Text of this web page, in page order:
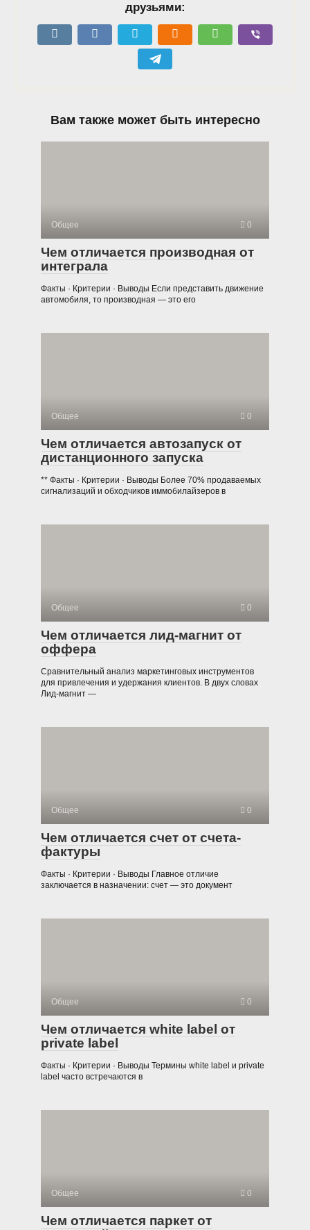
друзьями:
Вам также может быть интересно
Общее 0
Чем отличается производная от
интеграла
Факты · Критерии · Выводы Если представить движение
автомобиля, то производная — это его
Общее 0
Чем отличается автозапуск от
дистанционного запуска
** Факты · Критерии · Выводы Более 70% продаваемых
сигнализаций и обходчиков иммобилайзеров в
Общее 0
Чем отличается лид-магнит от
оффера
Сравнительный анализ маркетинговых инструментов
для привлечения и удержания клиентов. В двух словах
Лид-магнит —
Общее 0
Чем отличается счет от счета-
фактуры
Факты · Критерии · Выводы Главное отличие
заключается в назначении: счет — это документ
Общее 0
Чем отличается white label от
private label
Факты · Критерии · Выводы Термины white label и private
label часто встречаются в
Общее 0
Чем отличается паркет от